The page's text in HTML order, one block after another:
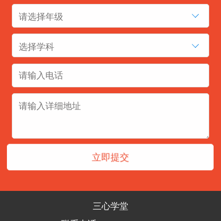
请选择年级
选择学科
三心学堂